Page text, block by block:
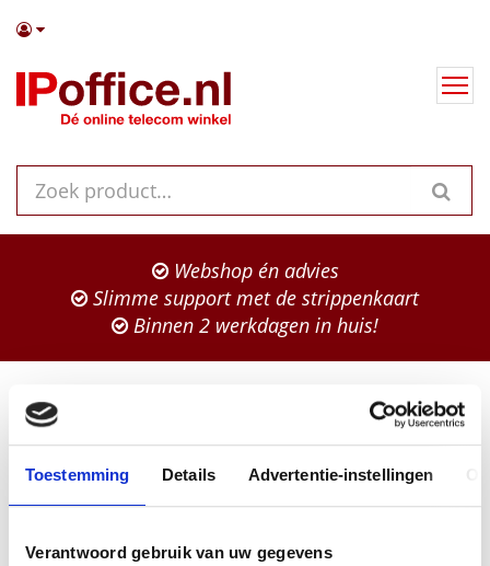
Toestemming Details Advertentie-instellingen
Verantwoord gebruik van uw gegevens
Webshop én advies
Slimme support met de strippenkaart
Binnen 2 werkdagen in huis!
IP Office
Inloggen
Hieronder kunt u inloggen. Met een account heeft u inzicht in
gegevens niet nogmaals in te voeren.